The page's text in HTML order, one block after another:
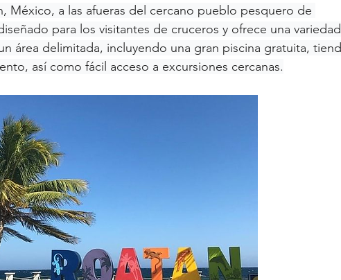
México, a las afueras del cercano pueblo pesquero de
para los visitantes de cruceros y ofrece una
área delimitada, incluyendo una gran piscina gratuita,
así como fácil acceso a excursiones cercanas.